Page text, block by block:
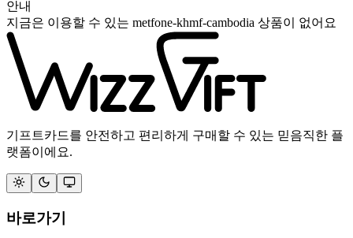
안내
지금은 이용할 수 있는 metfone-khmf-cambodia 상품이 없어요
기프트카드를 안전하고 편리하게 구매할 수 있는 믿음직한 플
랫폼이에요.
바로가기